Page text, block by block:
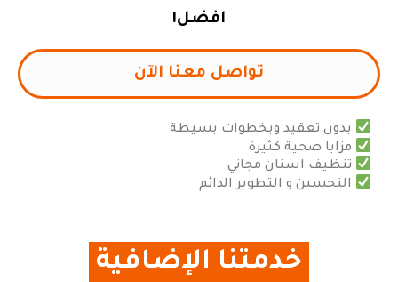
افضل!
تواصل معنا الآن
بدون تعقيد وبخطوات بسيطة
مزايا صحية كثيرة
تنظيف اسنان مجاني
التحسين و التطوير الدائم
خدمتنا الإضافية